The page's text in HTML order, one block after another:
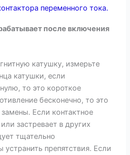
переменного тока.
после включения
катушку, измерьте
катушки, если
то это короткое
бесконечно, то это
Если контактное
застревает в других
тщательно
устранить препятствия. Если